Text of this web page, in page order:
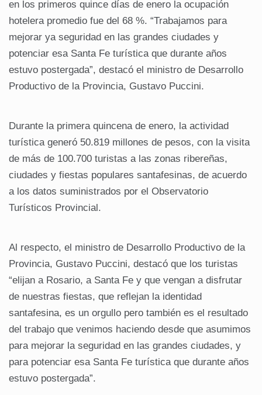
en los primeros quince días de enero la ocupación
hotelera promedio fue del 68 %. “Trabajamos para
mejorar ya seguridad en las grandes ciudades y
potenciar esa Santa Fe turística que durante años
estuvo postergada”, destacó el ministro de Desarrollo
Productivo de la Provincia, Gustavo Puccini.
Durante la primera quincena de enero, la actividad
turística generó 50.819 millones de pesos, con la visita
de más de 100.700 turistas a las zonas ribereñas,
ciudades y fiestas populares santafesinas, de acuerdo
a los datos suministrados por el Observatorio
Turísticos Provincial.
Al respecto, el ministro de Desarrollo Productivo de la
Provincia, Gustavo Puccini, destacó que los turistas
“elijan a Rosario, a Santa Fe y que vengan a disfrutar
de nuestras fiestas, que reflejan la identidad
santafesina, es un orgullo pero también es el resultado
del trabajo que venimos haciendo desde que asumimos
para mejorar la seguridad en las grandes ciudades, y
para potenciar esa Santa Fe turística que durante años
estuvo postergada”.